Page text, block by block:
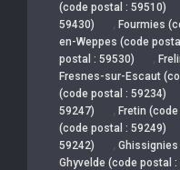
(code postal : 59510)
59430)
, Fourmies
en-Weppes (code
postal : 59530)
,
Fresnes-sur-Escaut
(code postal : 59234)
59247)
, Fretin
(code postal : 59249)
59242)
,
Ghyvelde (code postal :